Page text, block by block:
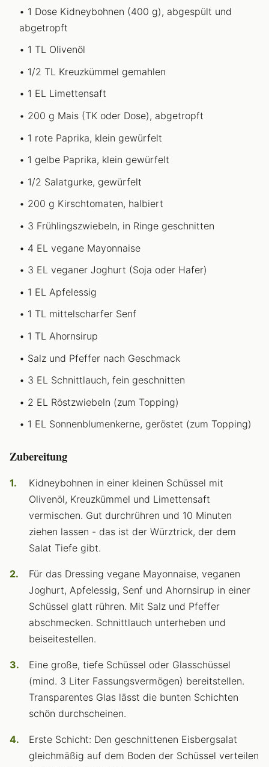
1 Dose Kidneybohnen (400 g), abgespült und
abgetropft
1 TL Olivenöl
1/2 TL Kreuzkümmel gemahlen
1 EL Limettensaft
200 g Mais (TK oder Dose), abgetropft
1 rote Paprika, klein gewürfelt
1 gelbe Paprika, klein gewürfelt
1/2 Salatgurke, gewürfelt
200 g Kirschtomaten, halbiert
3 Frühlingszwiebeln, in Ringe geschnitten
4 EL vegane Mayonnaise
3 EL veganer Joghurt (Soja oder Hafer)
1 EL Apfelessig
1 TL mittelscharfer Senf
1 TL Ahornsirup
Salz und Pfeffer nach Geschmack
3 EL Schnittlauch, fein geschnitten
2 EL Röstzwiebeln (zum Topping)
1 EL Sonnenblumenkerne, geröstet (zum Topping)
Zubereitung
Kidneybohnen in einer kleinen Schüssel mit
Olivenöl, Kreuzkümmel und Limettensaft
vermischen. Gut durchrühren und 10 Minuten
ziehen lassen - das ist der Würztrick, der dem
Salat Tiefe gibt.
Für das Dressing vegane Mayonnaise, veganen
Joghurt, Apfelessig, Senf und Ahornsirup in einer
Schüssel glatt rühren. Mit Salz und Pfeffer
abschmecken. Schnittlauch unterheben und
beiseitestellen.
Eine große, tiefe Schüssel oder Glasschüssel
(mind. 3 Liter Fassungsvermögen) bereitstellen.
Transparentes Glas lässt die bunten Schichten
schön durchscheinen.
Erste Schicht: Den geschnittenen Eisbergsalat
gleichmäßig auf dem Boden der Schüssel verteilen